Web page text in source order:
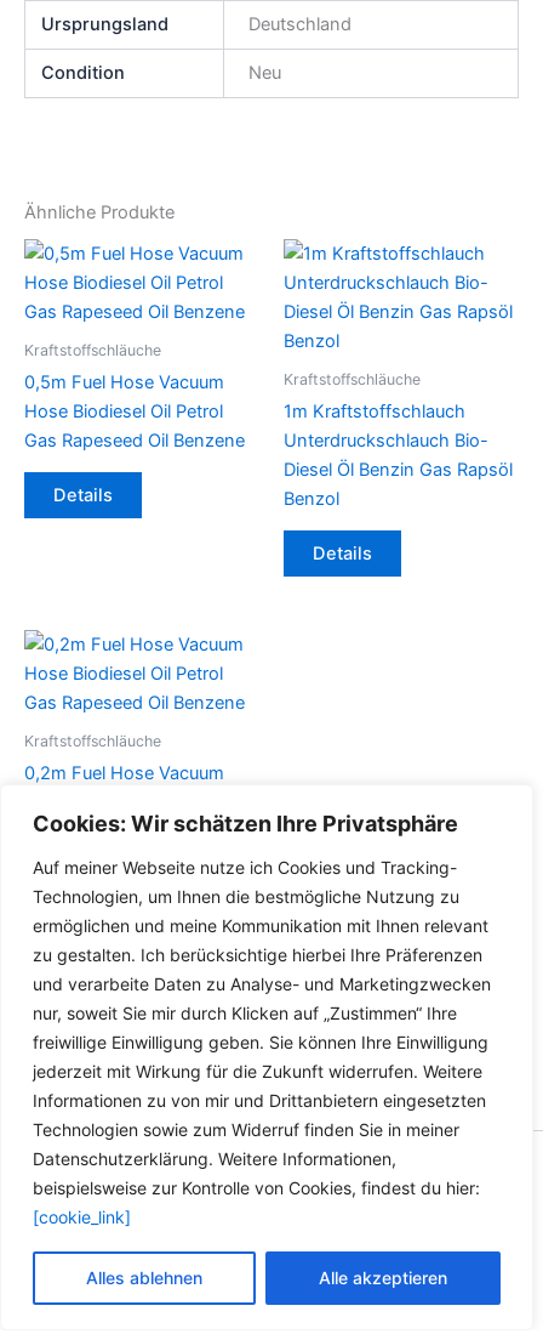
Cookies: Wir schätzen Ihre Privatsphäre
Auf meiner Webseite nutze ich Cookies und Tracking-
Technologien, um Ihnen die bestmögliche Nutzung zu
ermöglichen und meine Kommunikation mit Ihnen relevant
zu gestalten. Ich berücksichtige hierbei Ihre Präferenzen
und verarbeite Daten zu Analyse- und Marketingzwecken
nur, soweit Sie mir durch Klicken auf „Zustimmen“ Ihre
freiwillige Einwilligung geben. Sie können Ihre Einwilligung
jederzeit mit Wirkung für die Zukunft widerrufen. Weitere
Informationen zu von mir und Drittanbietern eingesetzten
Technologien sowie zum Widerruf finden Sie in meiner
Datenschutzerklärung. Weitere Informationen,
beispielsweise zur Kontrolle von Cookies, findest du hier:
[cookie_link]
Alles ablehnen Alle akzeptieren
Ursprungsland Deutschland
Condition Neu
Ähnliche Produkte
Kraftstoffschläuche
0,5m Fuel Hose Vacuum
Hose Biodiesel Oil Petrol
Gas Rapeseed Oil Benzene
Details
Dieses
Die
Optionen
können
auf
der
gewählt
werden
Kraftstoffschläuche
1m Kraftstoffschlauch
Unterdruckschlauch Bio-
Diesel Öl Benzin Gas Rapsöl
Benzol
Details
Dieses
der
Produktseite
gewählt
werden
Kraftstoffschläuche
0,2m Fuel Hose Vacuum
Gas Rapeseed Oil Benzene
Details
Dieses
Produkt
weist
mehrere
Varianten
auf.
Die
Optionen
können
auf
der
Produktseite
werden
Copyright © 2026 Versandhandel für Fahrzeugteile, Ersatzteile
für: SMART BMW VW - Zubehör für Werkstätten.
Vertrag widerrufen